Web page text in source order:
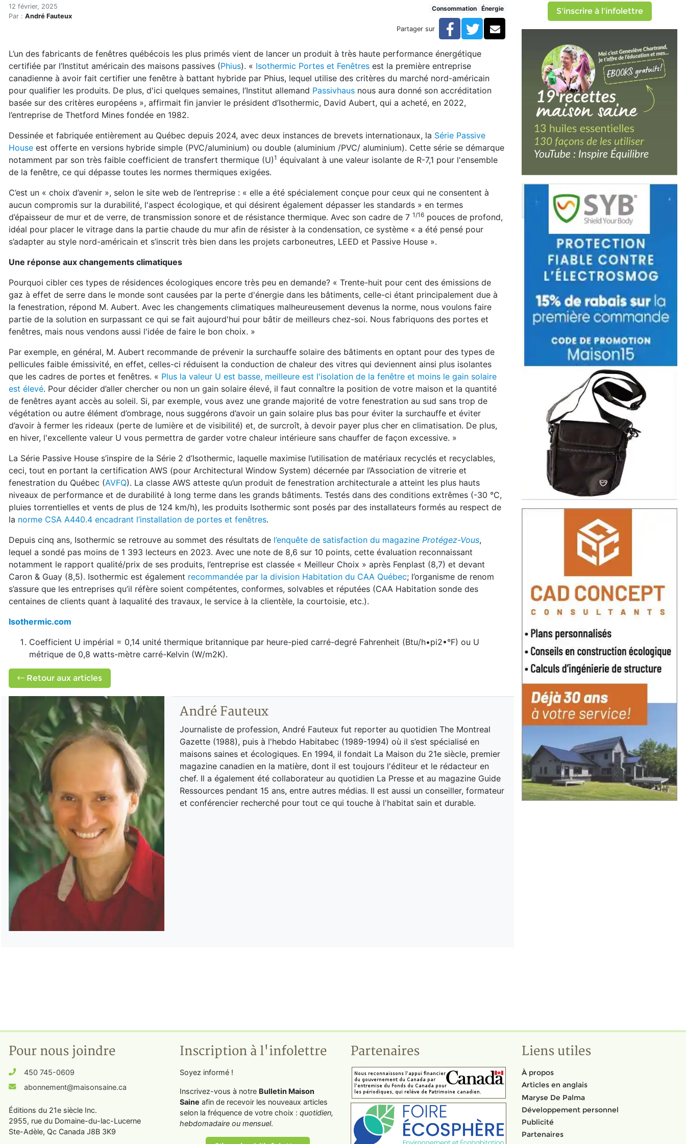
Accueil
Articles
Premières fenêtres hybrides certifiées Passive House
Premières fenêtres hybrides certifiées Passive House
12 février, 2025
Par : André Fauteux
Consommation Énergie
Partager sur Facebook
TwitterCourriel
L’un des fabricants de fenêtres québécois les plus primés vient de lancer un produit à très haute performance énergétique
certifiée par l’Institut américain des maisons passives (Phius). « Isothermic Portes et Fenêtres est la première entreprise
canadienne à avoir fait certifier une fenêtre à battant hybride par Phius, lequel utilise des critères du marché nord-américain
pour qualifier les produits. De plus, d'ici quelques semaines, l’Institut allemand Passivhaus nous aura donné son accréditation
basée sur des critères européens », affirmait fin janvier le président d’Isothermic, David Aubert, qui a acheté, en 2022,
l’entreprise de Thetford Mines fondée en 1982.
Dessinée et fabriquée entièrement au Québec depuis 2024, avec deux instances de brevets internationaux, la Série Passive
House est offerte en versions hybride simple (PVC/aluminium) ou double (aluminium /PVC/ aluminium). Cette série se démarque
notamment par son très faible coefficient de transfert thermique (U)1 équivalant à une valeur isolante de R-7,1 pour l'ensemble
de la fenêtre, ce qui dépasse toutes les normes thermiques exigées.
C’est un « choix d’avenir », selon le site web de l’entreprise : « elle a été spécialement conçue pour ceux qui ne consentent à
aucun compromis sur la durabilité, l'aspect écologique, et qui désirent également dépasser les standards » en termes
d’épaisseur de mur et de verre, de transmission sonore et de résistance thermique. Avec son cadre de 7 1/16 pouces de profond,
idéal pour placer le vitrage dans la partie chaude du mur afin de résister à la condensation, ce système « a été pensé pour
s’adapter au style nord-américain et s’inscrit très bien dans les projets carboneutres, LEED et Passive House ».
Une réponse aux changements climatiques
Pourquoi cibler ces types de résidences écologiques encore très peu en demande? « Trente-huit pour cent des émissions de
gaz à effet de serre dans le monde sont causées par la perte d'énergie dans les bâtiments, celle-ci étant principalement due à
la fenestration, répond M. Aubert. Avec les changements climatiques malheureusement devenus la norme, nous voulons faire
partie de la solution en surpassant ce qui se fait aujourd'hui pour bâtir de meilleurs chez-soi. Nous fabriquons des portes et
fenêtres, mais nous vendons aussi l'idée de faire le bon choix. »
Par exemple, en général, M. Aubert recommande de prévenir la surchauffe solaire des bâtiments en optant pour des types de
pellicules faible émissivité, en effet, celles-ci réduisent la conduction de chaleur des vitres qui deviennent ainsi plus isolantes
que les cadres de portes et fenêtres. « Plus la valeur U est basse, meilleure est l'isolation de la fenêtre et moins le gain solaire
est élevé. Pour décider d’aller chercher ou non un gain solaire élevé, il faut connaître la position de votre maison et la quantité
de fenêtres ayant accès au soleil. Si, par exemple, vous avez une grande majorité de votre fenestration au sud sans trop de
végétation ou autre élément d’ombrage, nous suggérons d’avoir un gain solaire plus bas pour éviter la surchauffe et éviter
d’avoir à fermer les rideaux (perte de lumière et de visibilité) et, de surcroît, à devoir payer plus cher en climatisation. De plus,
en hiver, l'excellente valeur U vous permettra de garder votre chaleur intérieure sans chauffer de façon excessive. »
La Série Passive House s’inspire de la Série 2 d’Isothermic, laquelle maximise l’utilisation de matériaux recyclés et recyclables,
ceci, tout en portant la certification AWS (pour Architectural Window System) décernée par l’Association de vitrerie et
fenestration du Québec (AVFQ). La classe AWS atteste qu’un produit de fenestration architecturale a atteint les plus hauts
niveaux de performance et de durabilité à long terme dans les grands bâtiments. Testés dans des conditions extrêmes (-30 °C,
pluies torrentielles et vents de plus de 124 km/h), les produits Isothermic sont posés par des installateurs formés au respect de
la norme CSA A440.4 encadrant l’installation de portes et fenêtres.
Depuis cinq ans, Isothermic se retrouve au sommet des résultats de l’enquête de satisfaction du magazine Protégez-Vous,
lequel a sondé pas moins de 1 393 lecteurs en 2023. Avec une note de 8,6 sur 10 points, cette évaluation reconnaissant
notamment le rapport qualité/prix de ses produits, l’entreprise est classée « Meilleur Choix » après Fenplast (8,7) et devant
Caron & Guay (8,5). Isothermic est également recommandée par la division Habitation du CAA Québec; l’organisme de renom
s’assure que les entreprises qu’il réfère soient compétentes, conformes, solvables et réputées (CAA Habitation sonde des
centaines de clients quant à laqualité des travaux, le service à la clientèle, la courtoisie, etc.).
Isothermic.com
Coefficient U impérial = 0,14 unité thermique britannique par heure-pied carré-degré Fahrenheit (Btu/h•pi2•°F) ou U
métrique de 0,8 watts-mètre carré-Kelvin (W/m2K).
Retour aux articles
André Fauteux
Journaliste de profession, André Fauteux fut reporter au quotidien The Montreal
Gazette (1988), puis à l'hebdo Habitabec (1989-1994) où il s’est spécialisé en
maisons saines et écologiques. En 1994, il fondait La Maison du 21e siècle, premier
magazine canadien en la matière, dont il est toujours l'éditeur et le rédacteur en
chef. Il a également été collaborateur au quotidien La Presse et au magazine Guide
Ressources pendant 15 ans, entre autres médias. Il est aussi un conseiller, formateur
et conférencier recherché pour tout ce qui touche à l'habitat sain et durable.
S'inscrire à l'infolettre
Pour nous joindre
450 745-0609
abonnement@maisonsaine.ca
Éditions du 21e siècle Inc.
2955, rue du Domaine-du-lac-Lucerne
Ste-Adèle, Qc Canada J8B 3K9
Inscription à l'infolettre
Soyez informé !
Inscrivez-vous à notre Bulletin Maison
Saine afin de recevoir les nouveaux articles
selon la fréquence de votre choix : quotidien,
hebdomadaire ou mensuel.
Partenaires Liens utiles
À propos
Articles en anglais
Maryse De Palma
Développement personnel
Publicité
Partenaires